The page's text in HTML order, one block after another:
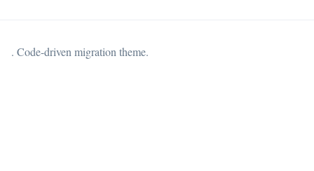
. Code-driven migration theme.